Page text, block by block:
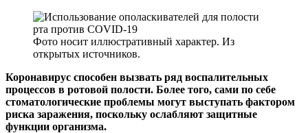
Фото носит иллюстративный характер. Из
открытых источников.
Коронавирус способен вызвать ряд воспалительных
процессов в ротовой полости. Более того, сами по себе
стоматологические проблемы могут выступать фактором
риска заражения, поскольку ослабляют защитные
функции организма.